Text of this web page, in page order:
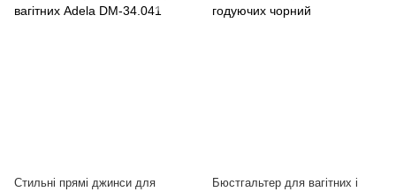
Стильні прямі джинси для
Бюстгальтер для вагітних і